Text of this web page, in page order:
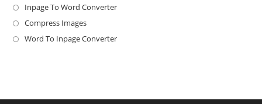
in
new
Inpage To Word ConverterOpens
a
Compress ImagesOpens
in
Word To Inpage ConverterOpens
tab